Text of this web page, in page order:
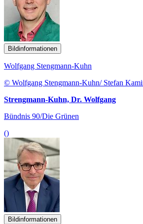
Bildinformationen
Wolfgang Stengmann-Kuhn
© Wolfgang Stengmann-Kuhn/ Stefan
Strengmann-Kuhn, Dr. Wolfgang
Bündnis 90/Die Grünen
()
Bildinformationen